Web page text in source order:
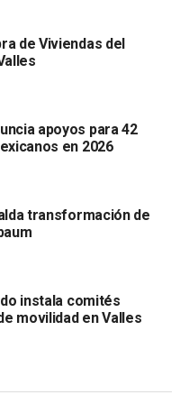
pero van a tener un
, informó.
la jefa del Poder
San Luis Potosí que
y están avanzando,
Tampico para
carretera
de Tamuín,
cambió la forma del
sujeta a un modelo
unos cuántos, mientras
con el pueblo,
de Viviendas del
apoyos para 42
en 2026
transformación de
instala comités
movilidad en Valles